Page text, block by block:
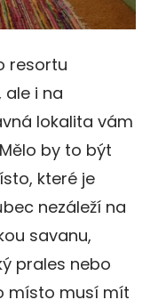
resortu
ale i na
lokalita vám
by to být
které je
nezáleží na
savanu,
prales nebo
místo musí mít